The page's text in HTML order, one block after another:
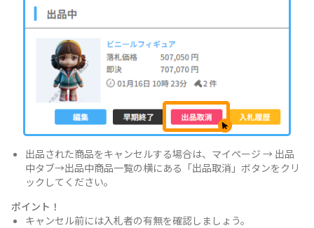
出品された商品をキャンセルする場合は、マイページ → 出品
中タブ→出品中商品一覧の横にある「出品取消」ボタンをクリ
ックしてください。
ポイント！
キャンセル前には入札者の有無を確認しましょう。